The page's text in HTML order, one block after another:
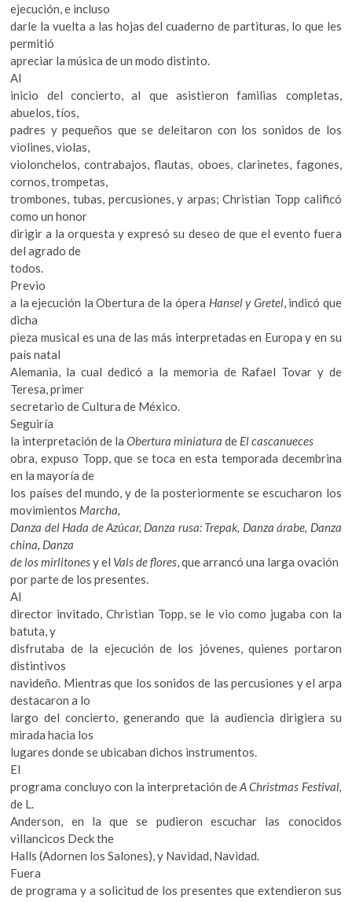
ejecución, e incluso
darle la vuelta a las hojas del cuaderno de partituras, lo que les
permitió
apreciar la música de un modo distinto.
Al
inicio del concierto, al que asistieron familias completas,
abuelos, tíos,
padres y pequeños que se deleitaron con los sonidos de los
violines, violas,
violonchelos, contrabajos, flautas, oboes, clarinetes, fagones,
cornos, trompetas,
trombones, tubas, percusiones, y arpas; Christian Topp calificó
como un honor
dirigir a la orquesta y expresó su deseo de que el evento fuera
del agrado de
todos.
Previo
a la ejecución la Obertura de la ópera Hansel y Gretel, indicó que
dicha
pieza musical es una de las más interpretadas en Europa y en su
país natal
Alemania, la cual dedicó a la memoria de Rafael Tovar y de
Teresa, primer
secretario de Cultura de México.
Seguiría
la interpretación de laObertura miniatura de El cascanueces
obra, expuso Topp, que se toca en esta temporada decembrina
en la mayoría de
los países del mundo, y de la posteriormente se escucharon los
movimientos Marcha,
Danza del Hada de Azúcar, Danza rusa: Trepak, Danza árabe, Danza
china, Danza
de los mirlitonesy el Vals de flores, que arrancó una larga ovación
por parte de los presentes.
Al
director invitado, Christian Topp, se le vio como jugaba con la
batuta, y
disfrutaba de la ejecución de los jóvenes, quienes portaron
distintivos
navideño. Mientras que los sonidos de las percusiones y el arpa
destacaron a lo
largo del concierto, generando que la audiencia dirigiera su
mirada hacia los
lugares donde se ubicaban dichos instrumentos.
El
programa concluyo con la interpretación deA Christmas Festival,
de L.
Anderson, en la que se pudieron escuchar las conocidos
villancicos Deck the
Halls (Adornen los Salones), y Navidad, Navidad.
Fuera
de programa y a solicitud de los presentes que extendieron sus